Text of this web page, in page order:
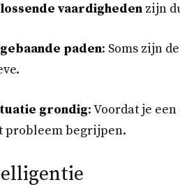
vaardigheden zijn
paden: Soms zijn
grondig: Voordat je
probleem begrijpen.